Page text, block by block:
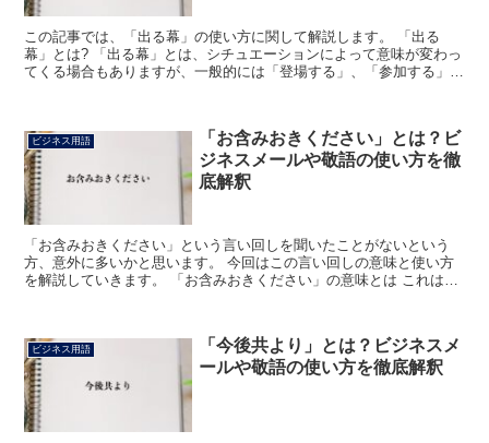
この記事では、「出る幕」の使い方に関して解説します。 「出る
幕」とは? 「出る幕」とは、シチュエーションによって意味が変わっ
てくる場合もありますが、一般的には「登場する」、「参加する」、
ビジネス用語
「お含みおきください」とは？ビ
ジネスメールや敬語の使い方を徹
底解釈
「お含みおきください」という言い回しを聞いたことがないという
方、意外に多いかと思います。 今回はこの言い回しの意味と使い方
を解説していきます。 「お含みおきください」の意味とは これは主
ビジネス用語
「今後共より」とは？ビジネスメ
ールや敬語の使い方を徹底解釈